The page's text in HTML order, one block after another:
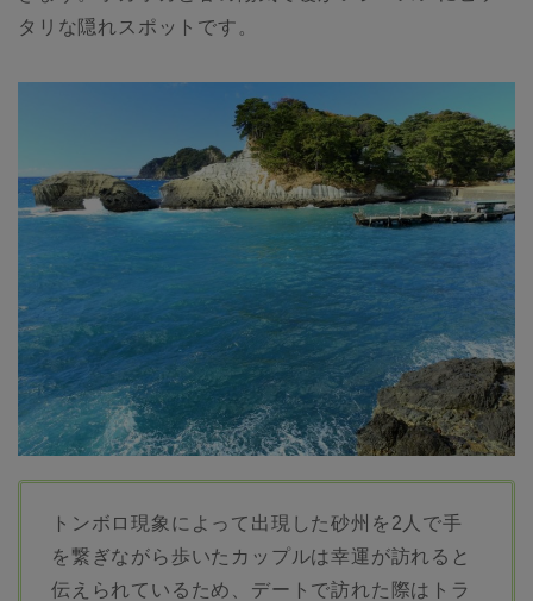
タリな隠れスポットです。
トンボロ現象によって出現した砂州を2人で手
を繋ぎながら歩いたカップルは幸運が訪れると
伝えられているため、デートで訪れた際はトラ